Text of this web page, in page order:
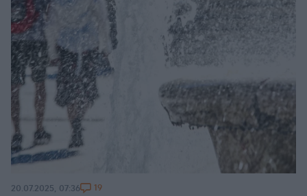
20.07.2025, 07:36 19